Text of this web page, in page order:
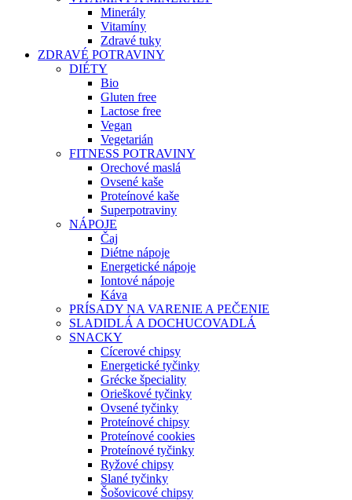
Minerály
Vitamíny
Zdravé tuky
ZDRAVÉ POTRAVINY
DIÉTY
Bio
Gluten free
Lactose free
Vegan
Vegetarián
FITNESS POTRAVINY
Orechové maslá
Ovsené kaše
Proteínové kaše
Superpotraviny
NÁPOJE
Čaj
Diétne nápoje
Energetické nápoje
Iontové nápoje
Káva
PRÍSADY NA VARENIE A PEČENIE
SLADIDLÁ A DOCHUCOVADLÁ
SNACKY
Cícerové chipsy
Energetické tyčinky
Grécke špeciality
Orieškové tyčinky
Ovsené tyčinky
Proteínové chipsy
Proteínové cookies
Proteínové tyčinky
Ryžové chipsy
Slané tyčinky
Šošovicové chipsy